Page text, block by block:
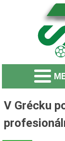
V Grécku